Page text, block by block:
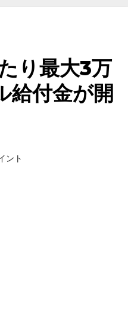
り最大3万
給付金が開
ント